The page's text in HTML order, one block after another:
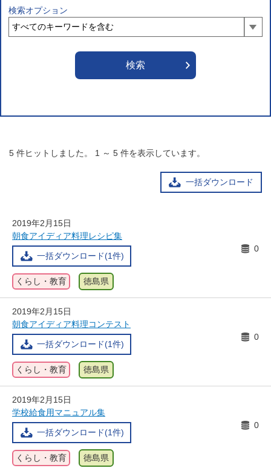
検索オプション
5 件ヒットしました。 1 ～ 5 件を表示しています。
一括ダウンロード
2019年2月15日
朝食アイディア料理レシピ集
一括ダウンロード(1件)
0
くらし・教育 徳島県
2019年2月15日
朝食アイディア料理コンテスト
一括ダウンロード(1件)
0
くらし・教育 徳島県
2019年2月15日
学校給食用マニュアル集
一括ダウンロード(1件)
0
くらし・教育 徳島県